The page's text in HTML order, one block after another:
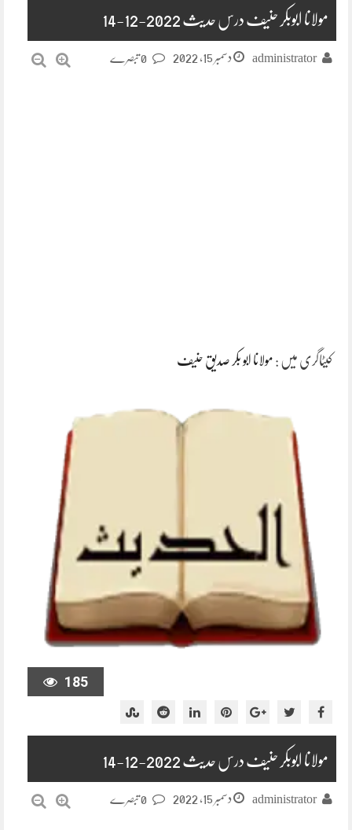
مولانا ابوبکر حنیف درس حدیث 2022-12-14
administrator دسمبر 15, 2022
کیٹاگری میں : مولانا ابو بکر صدیق حنیف
185
مولانا ابوبکر حنیف درس حدیث 2022-12-14
administrator دسمبر 15, 2022